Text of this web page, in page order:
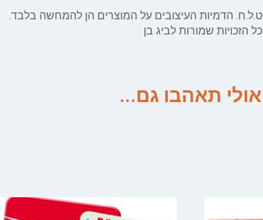
ט.ל.ח. הדמיות העיצובים על המוצרים הן להמחשה בלבד.
כל הזכויות שמורות לביג בן
אולי תאהבו גם...